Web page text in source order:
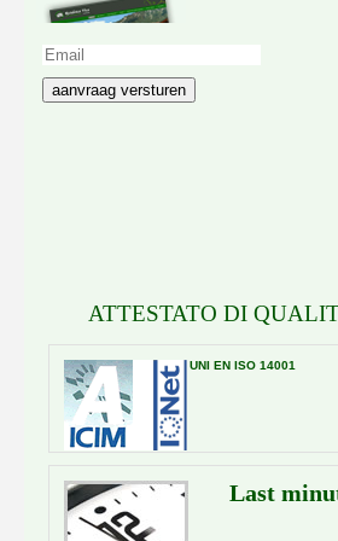
aanvraag versturen
ATTESTATO DI
UNI EN ISO 14001
Last